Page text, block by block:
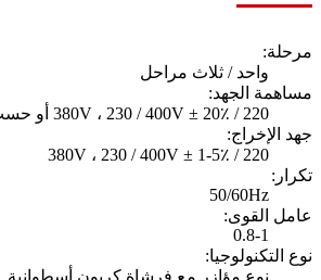
مرحلة:
واحد / ثلاث مراحل
مساهمة الجهد:
220 / 380V ، 230 / 400V ± 20٪ أو حسب الطلب
جهد الإخراج:
220 / 380V ، 230 / 400V ± 1-5٪
تكرار:
50/60Hz
عامل القوى:
0.8-1
نوع التكنولوجيا:
نوع مؤازر مع فرشاة كربون أسطوانية